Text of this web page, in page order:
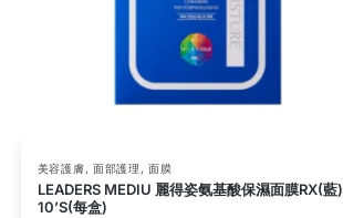
美容護膚, 面部護理 ,面膜
LEADERS MEDIU 麗得姿氨基酸保濕面膜RX(藍)
10’S(每盒)